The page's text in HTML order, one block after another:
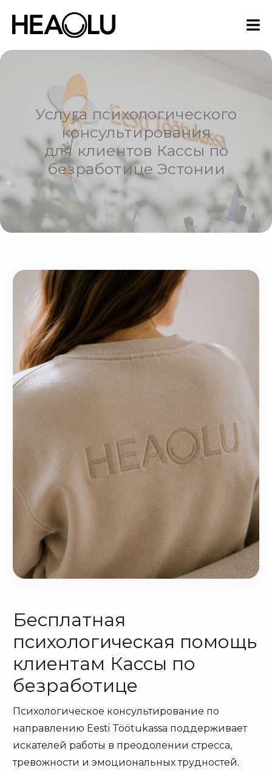
Услуга психологического
консультирования
для клиентов Кассы по
безработице Эстонии
Бесплатная
психологическая помощь
клиентам Кассы по
безработице
Психологическое консультирование по
направлению Eesti Töötukassa поддерживает
искателей работы в преодолении стресса,
тревожности и эмоциональных трудностей.